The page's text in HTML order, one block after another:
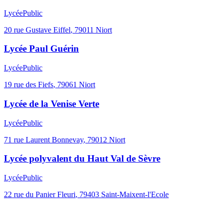
LycéePublic
20 rue Gustave Eiffel, 79011 Niort
Lycée Paul Guérin
LycéePublic
19 rue des Fiefs, 79061 Niort
Lycée de la Venise Verte
LycéePublic
71 rue Laurent Bonnevay, 79012 Niort
Lycée polyvalent du Haut Val de Sèvre
LycéePublic
22 rue du Panier Fleuri, 79403 Saint-Maixent-l'Ecole